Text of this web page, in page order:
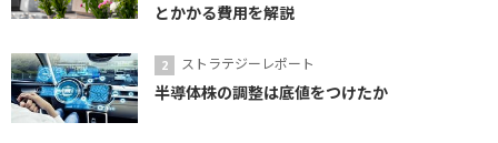
とかかる費用を解説
ストラテジーレポート
半導体株の調整は底値をつけたか